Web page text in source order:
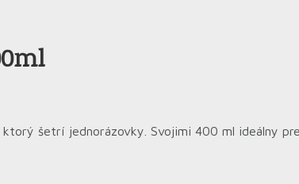
šetrí jednorázovky. Svojimi 400 ml ideálny pre